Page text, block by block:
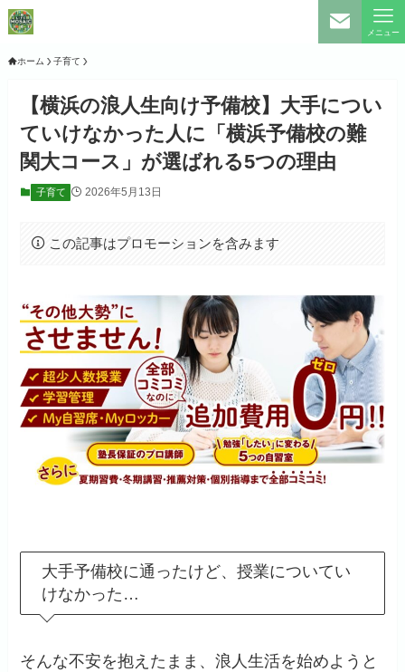
メニュー
ホーム 子育て
【横浜の浪人生向け予備校】大手につい
ていけなかった人に「横浜予備校の難
関大コース」が選ばれる5つの理由
子育て 2026年5月13日
この記事はプロモーションを含みます
大手予備校に通ったけど、授業についてい
けなかった…
そんな不安を抱えたまま、浪人生活を始めようと